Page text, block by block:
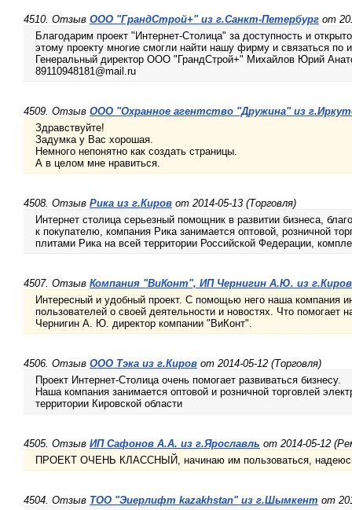
4510. Отзыв ООО "ГрандСтрой+" из г.Санкт-Петербург от
Благодарим проект "Интернет-Столица" за доступность и
этому проекту многие смогли найти нашу фирму и связаться
Генеральный директор ООО "ГрандСтрой+" Михайлов Юрий
89110948181@mail.ru
4509. Отзыв ООО "Охранное агентство "Дружина" из
Здравствуйте!
Задумка у Вас хорошая.
Немного непонятно как создать страницы.
А в целом мне нравиться.
4508. Отзыв Рика из г.Киров от 2014-05-13 (Торговля)
Интернет столица серьезный помощник в развитии бизнеса,
к покупателю, компания Рика занимается оптовой, розничной
плитами Рика на всей территории Российской Федерации,
4507. Отзыв Компания "ВиКонт", ИП Чернигин А.Ю. из г.Киров
Интересный и удобный проект. С помощью него наша компания
пользователей о своей деятельности и новостях. Что помогает
Чернигин А. Ю. директор компании "ВиКонт".
4506. Отзыв ООО Тэка из г.Киров от 2014-05-12 (Торговля)
Проект Интернет-Столица очень помогает развиваться бизнесу.
Наша компания занимается оптовой и розничной торговлей
территории Кировской области
4505. Отзыв ИП Сафонов А.А. из г.Ярославль от 2014-05-12
ПРОЕКТ ОЧЕНЬ КЛАССНЫЙ, начинаю им пользоваться,
4504. Отзыв ТОО "Эиерлифт kazakhstan" из г.Шымкент от